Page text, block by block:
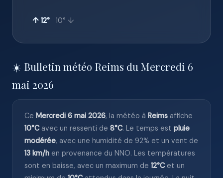
↑ 12° 10° ↓
☀️ Bulletin météo Reims du Mercredi 6
mai 2026
Ce Mercredi 6 mai 2026, la météo à Reims affiche
10°Cavec un ressenti de 8°C. Le temps est pluie
modérée, avec une humidité de 92% et un vent de
13 km/h en provenance du NNO. Les températures
sont en baisse, avec un maximum de 12°Cet un